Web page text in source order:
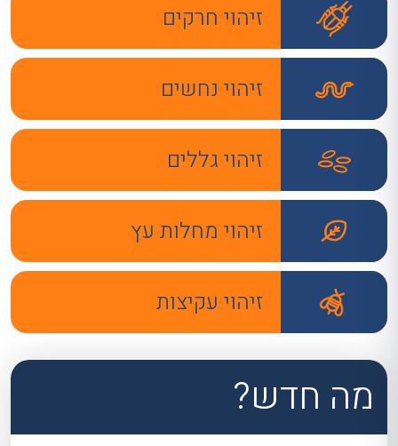
זיהוי חרקים
זיהוי נחשים
זיהוי גללים
זיהוי מחלות עץ
זיהוי עקיצות
מה חדש?